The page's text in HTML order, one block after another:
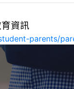
資訊
parents/